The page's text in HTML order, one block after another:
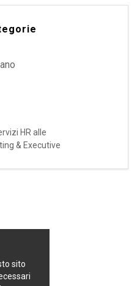
una solida realtà
di pagamento
una Business
dir
HR alle
& Executive
e RPO,
& Mentoring,
sito